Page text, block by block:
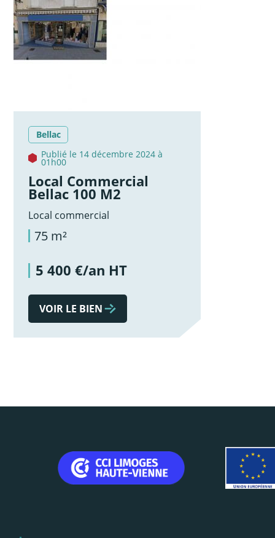
Bellac
Publié le 14 décembre 2024 à
01h00
Local Commercial
Bellac 100 M2
Local commercial
75 m²
5 400 €/an HT
VOIR LE BIEN